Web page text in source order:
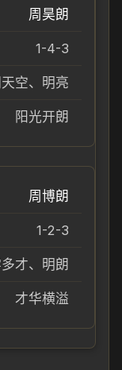
周昊朗
1-4-3
空、明亮
阳光开朗
周博朗
1-2-3
才、明朗
才华横溢